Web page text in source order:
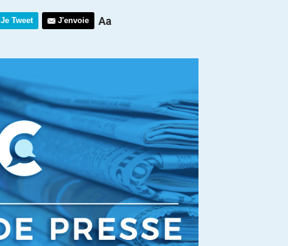
Je Tweet J'envoie